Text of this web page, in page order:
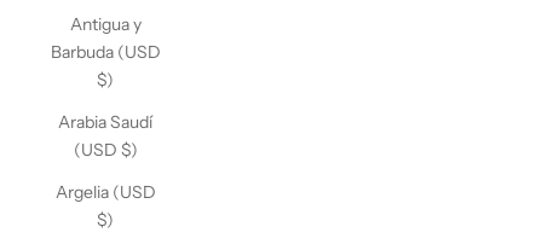
Antigua y
Barbuda (USD
$)
Arabia Saudí
(USD $)
Argelia (USD
$)